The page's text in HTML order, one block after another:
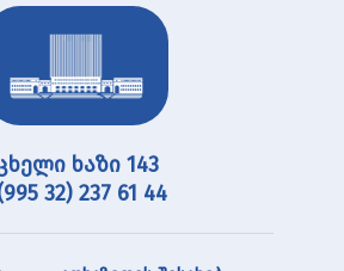
ხაზი 143
32) 237 61 44